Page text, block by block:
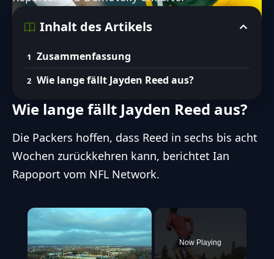
und Prognose
Einfluss auf die Packers-Offense und
mögliche Ersatzspieler
Inhalten mit Hilfe von KI. Entdecke unsere Richtlinien zum ethischen Umgang mit
KI
Inhalt des Artikels
Zusammenfassung
Wie lange fällt Jayden Reed aus?
Wie lange fällt Jayden Reed aus?
Die Packers hoffen, dass Reed in sechs bis acht
Wochen zurückkehren kann, berichtet Ian
Rapoport vom NFL Network.
×
Now Playing